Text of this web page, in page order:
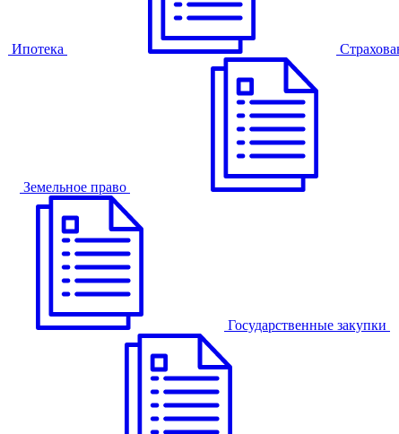
Ипотека
Земельное право
Государственные закупки